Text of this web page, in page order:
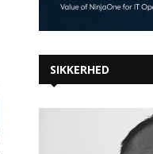
SIKKERHED